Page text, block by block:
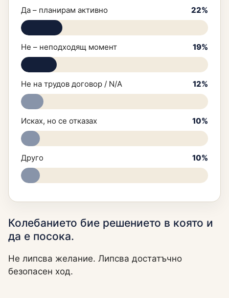
Да – планирам активно 22%
Не – неподходящ момент 19%
Не на трудов договор / N/A 12%
Исках, но се отказах 10%
Друго 10%
Колебанието бие решението в която и
да е посока.
Не липсва желание. Липсва достатъчно
безопасен ход.